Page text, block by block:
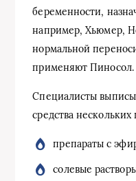
беременности,
например, Хьюмер,
нормальной
применяют Пиносол.
Специалисты
средства
препараты с
солевые